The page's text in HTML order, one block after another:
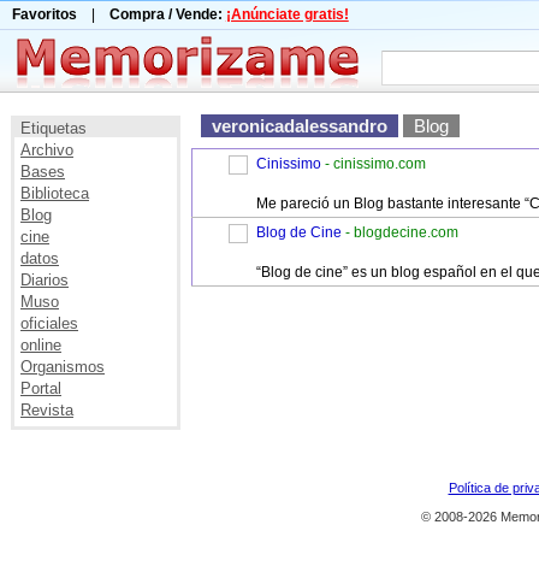
Favoritos Compra / Vende: ¡Anúnciate gratis!
Etiquetas
Archivo
Bases
Biblioteca
Blog
cine
datos
Diarios
Muso
oficiales
online
Organismos
Portal
Revista
veronicadalessandro Blog
Cinissimo - cinissimo.com
Me pareció un Blog bastante interesante
Blog de Cine - blogdecine.com
“Blog de cine” es un blog español en el
Política de
© 2008-2026